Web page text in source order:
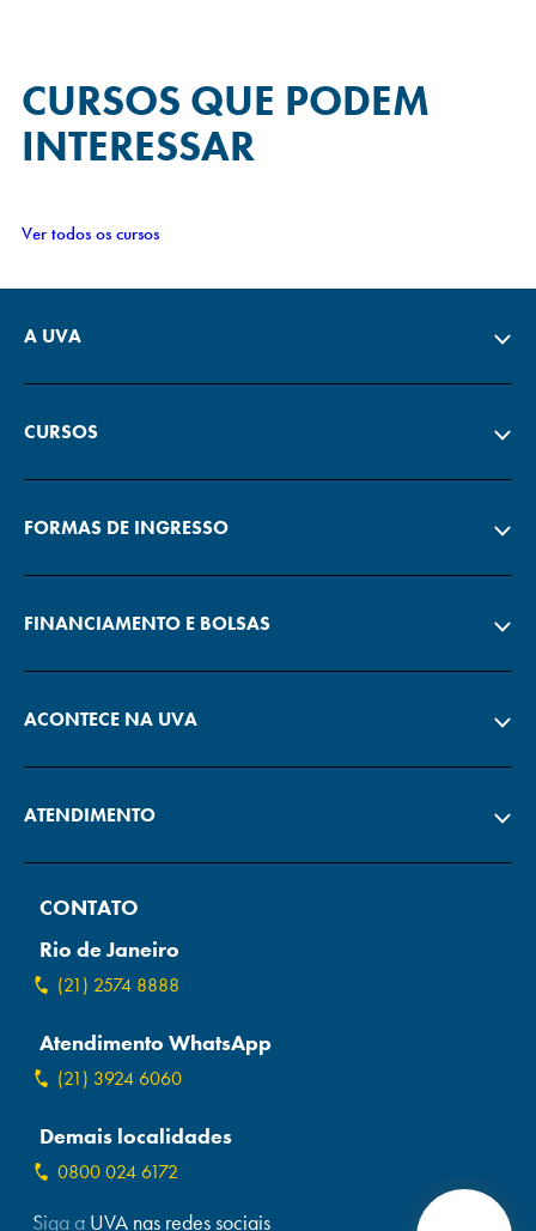
CURSOS QUE PODEM
INTERESSAR
Ver todos os cursos
A UVA
CURSOS
FORMAS DE INGRESSO
FINANCIAMENTO E BOLSAS
ACONTECE NA UVA
ATENDIMENTO
CONTATO
Rio de Janeiro
(21) 2574 8888
Atendimento WhatsApp
(21) 3924 6060
Demais localidades
0800 024 6172
Siga a UVA nas redes sociais